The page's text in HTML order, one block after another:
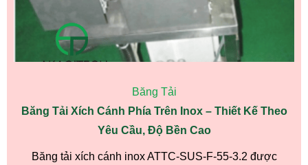
Băng Tải
Băng Tải Xích Cánh Phía Trên Inox – Thiết Kế Theo
Yêu Cầu, Độ Bền Cao
Băng tải xích cánh inox ATTC-SUS-F-55-3.2 được